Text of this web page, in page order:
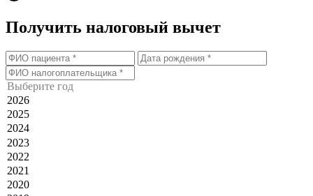
Получить налоговый вычет